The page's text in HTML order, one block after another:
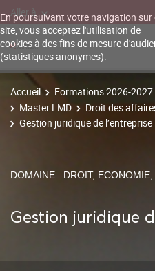
En poursuivant votre navigation sur
site, vous acceptez l'utilisation de
cookies à des fins de mesure
(statistiques anonymes).
Aller à
Accueil Formations 2026-2027
Master LMD
Droit des
Gestion juridique de l’entreprise
DOMAINE : DROIT,
Gestion juridique